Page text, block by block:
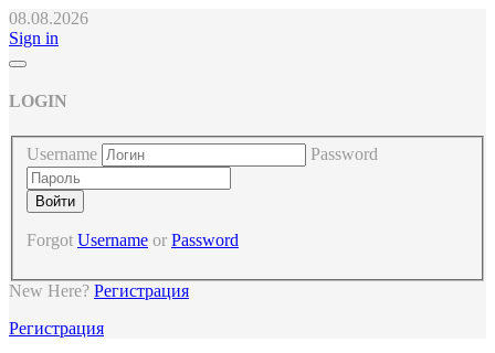
08.08.2026
Sign in
LOGIN
Username Password
Forgot Username or Password
New Here? Регистрация
Регистрация